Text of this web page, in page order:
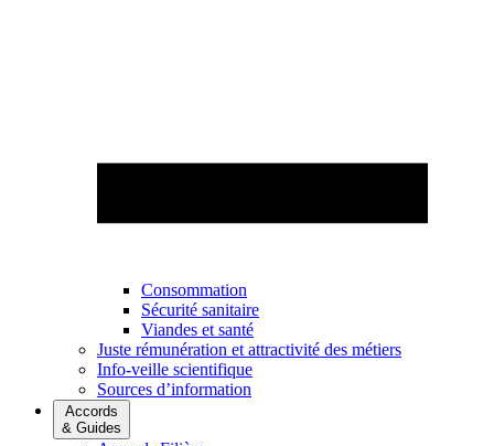
Consommation
Sécurité sanitaire
Viandes et santé
Juste rémunération et attractivité des métiers
Info-veille scientifique
Sources d’information
Accords
& Guides